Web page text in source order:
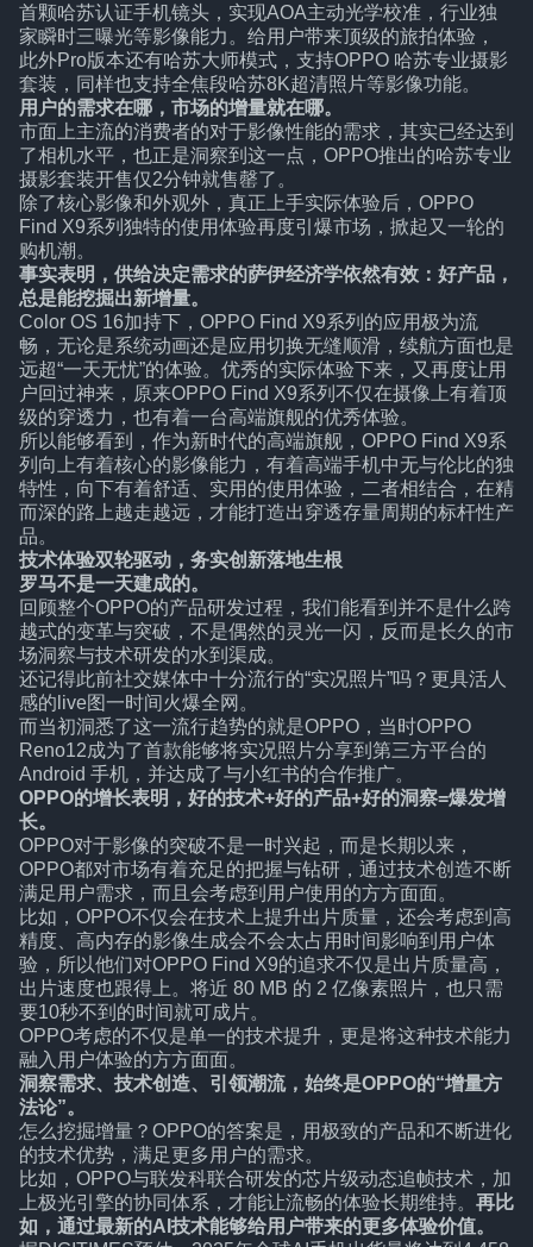
首颗哈苏认证手机镜头，实现AOA主动光学校准，行业独
家瞬时三曝光等影像能力。给用户带来顶级的旅拍体验，
此外Pro版本还有哈苏大师模式，支持OPPO 哈苏专业摄影
套装，同样也支持全焦段哈苏8K超清照片等影像功能。
用户的需求在哪，市场的增量就在哪。
市面上主流的消费者的对于影像性能的需求，其实已经达到
了相机水平，也正是洞察到这一点，OPPO推出的哈苏专业
摄影套装开售仅2分钟就售罄了。
除了核心影像和外观外，真正上手实际体验后，OPPO
Find X9系列独特的使用体验再度引爆市场，掀起又一轮的
购机潮。
事实表明，供给决定需求的萨伊经济学依然有效：好产品，
总是能挖掘出新增量。
Color OS 16加持下，OPPO Find X9系列的应用极为流
畅，无论是系统动画还是应用切换无缝顺滑，续航方面也是
远超“一天无忧”的体验。优秀的实际体验下来，又再度让用
户回过神来，原来OPPO Find X9系列不仅在摄像上有着顶
级的穿透力，也有着一台高端旗舰的优秀体验。
所以能够看到，作为新时代的高端旗舰，OPPO Find X9系
列向上有着核心的影像能力，有着高端手机中无与伦比的独
特性，向下有着舒适、实用的使用体验，二者相结合，在精
而深的路上越走越远，才能打造出穿透存量周期的标杆性产
品。
技术体验双轮驱动，务实创新落地生根
罗马不是一天建成的。
回顾整个OPPO的产品研发过程，我们能看到并不是什么跨
越式的变革与突破，不是偶然的灵光一闪，反而是长久的市
场洞察与技术研发的水到渠成。
还记得此前社交媒体中十分流行的“实况照片”吗？更具活人
感的live图一时间火爆全网。
而当初洞悉了这一流行趋势的就是OPPO，当时OPPO
Reno12成为了首款能够将实况照片分享到第三方平台的
Android 手机，并达成了与小红书的合作推广。
OPPO的增长表明，好的技术+好的产品+好的洞察=爆发增
长。
OPPO对于影像的突破不是一时兴起，而是长期以来，
OPPO都对市场有着充足的把握与钻研，通过技术创造不断
满足用户需求，而且会考虑到用户使用的方方面面。
比如，OPPO不仅会在技术上提升出片质量，还会考虑到高
精度、高内存的影像生成会不会太占用时间影响到用户体
验，所以他们对OPPO Find X9的追求不仅是出片质量高，
出片速度也跟得上。将近 80 MB 的 2 亿像素照片，也只需
要10秒不到的时间就可成片。
OPPO考虑的不仅是单一的技术提升，更是将这种技术能力
融入用户体验的方方面面。
洞察需求、技术创造、引领潮流，始终是OPPO的“增量方
法论”。
怎么挖掘增量？OPPO的答案是，用极致的产品和不断进化
的技术优势，满足更多用户的需求。
比如，OPPO与联发科联合研发的芯片级动态追帧技术，加
上极光引擎的协同体系，才能让流畅的体验长期维持。 再比
如，通过最新的AI技术能够给用户带来的更多体验价值。